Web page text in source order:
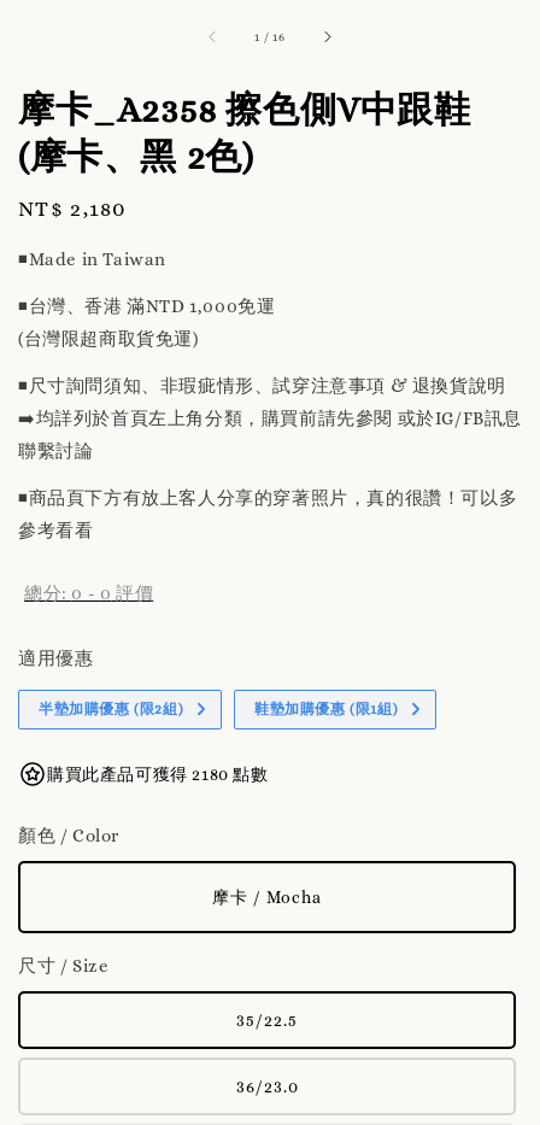
1 /16
摩卡_A2358 擦色側V中跟鞋
(摩卡、黑 2色)
Regular
NT$ 2,180
◾️Made in Taiwan
◾️台灣、香港 滿NTD 1,000免運
(台灣限超商取貨免運)
◾️尺寸詢問須知、非瑕疵情形、試穿注意事項 & 退換貨說明
➡️均詳列於首頁左上角分類，購買前請先參閱 或於IG/FB訊息
聯繫討論
◾️商品頁下方有放上客人分享的穿著照片，真的很讚！可以多
參考看看
總分: 0 - 0 評價
適用優惠
半墊加購優惠 (限2組) 鞋墊加購優惠 (限1組)
購買此產品可獲得 2180 點數
顏色 / Color
摩卡 / Mocha
尺寸 / Size
35/22.5
36/23.0